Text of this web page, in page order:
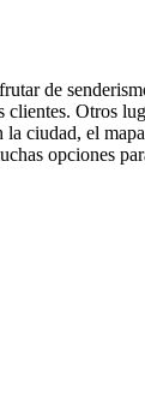
de
clientes. Otros
ciudad, el
opciones